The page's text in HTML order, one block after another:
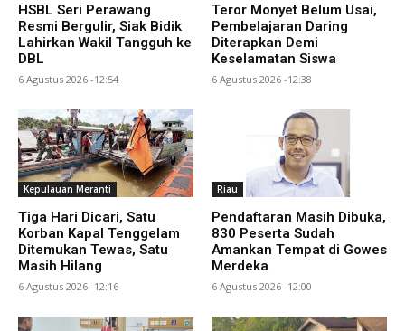
HSBL Seri Perawang
Resmi Bergulir, Siak Bidik
Lahirkan Wakil Tangguh ke
DBL
6 Agustus 2026 -12:54
Teror Monyet Belum Usai,
Pembelajaran Daring
Diterapkan Demi
Keselamatan Siswa
6 Agustus 2026 -12:38
Kepulauan Meranti
Tiga Hari Dicari, Satu
Korban Kapal Tenggelam
Ditemukan Tewas, Satu
Masih Hilang
6 Agustus 2026 -12:16
Riau
Pendaftaran Masih Dibuka,
830 Peserta Sudah
Amankan Tempat di Gowes
Merdeka
6 Agustus 2026 -12:00